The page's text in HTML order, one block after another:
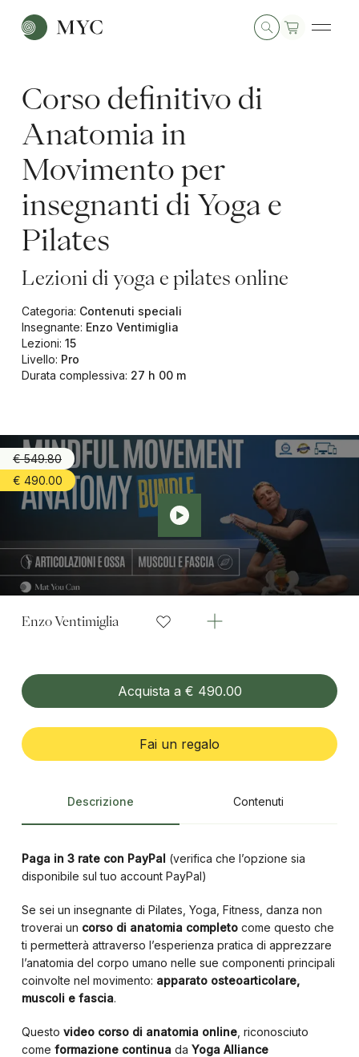
Corso definitivo di
Anatomia in
Movimento per
insegnanti di Yoga e
Pilates
Lezioni di yoga e pilates online
Categoria: Contenuti speciali
Insegnante: Enzo Ventimiglia
Lezioni: 15
Livello: Pro
Durata complessiva: 27 h 00 m
€ 549.80
€ 490.00
Enzo Ventimiglia
Acquista a € 490.00
Fai un regalo
Descrizione Contenuti
Paga in 3 rate con PayPal (verifica che l’opzione sia
disponibile sul tuo account PayPal)
Se sei un insegnante di Pilates, Yoga, Fitness, danza non
troverai un corso di anatomia completocome questo che
ti permetterà attraverso l’esperienza pratica di apprezzare
l’anatomia del corpo umano nelle sue componenti principali
coinvolte nel movimento: apparato osteoarticolare,
muscoli e fascia.
Questo video corso di anatomia online, riconosciuto
come formazione continua da Yoga Alliance